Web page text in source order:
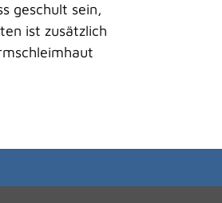
geschult sein,
ist zusätzlich